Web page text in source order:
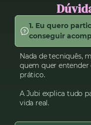
1. Eu quero
conseguir
Nada de tecniquês,
quem quer
prático.
A Jubi explica tudo
vida real.